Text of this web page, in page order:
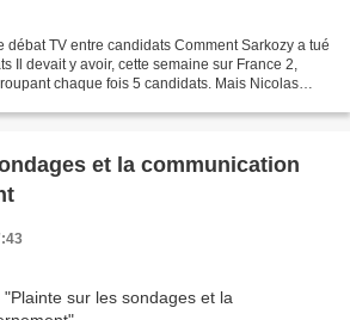
débat TV entre candidats Comment Sarkozy a tué
Il devait y avoir, cette semaine sur France 2,
chaque fois 5 candidats. Mais Nicolas
et la communication